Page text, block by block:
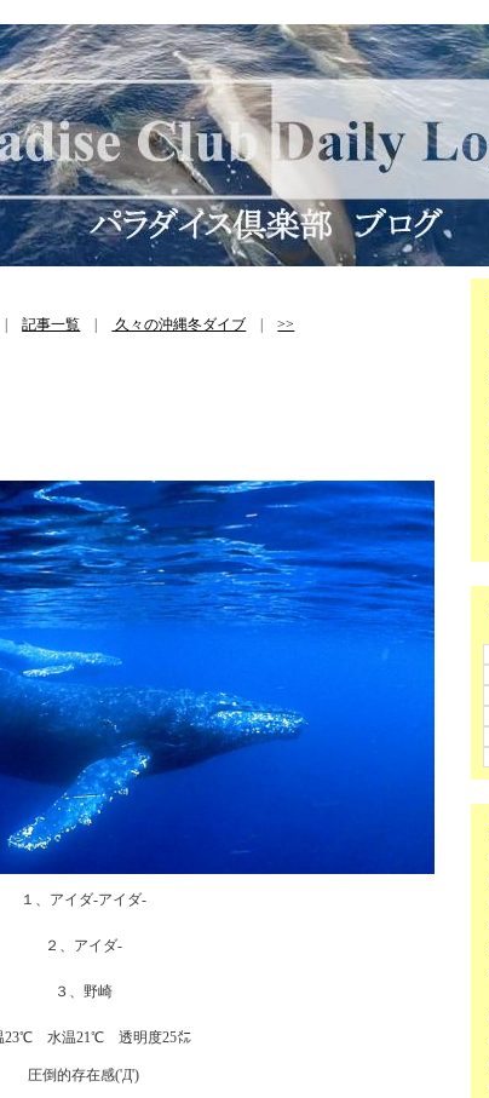
記事一覧 久々の沖縄冬ダイブ |>>
１、アイダ-アイダ-
２、アイダ-
３、野崎
23℃ 水温21℃ 透明度25㍍
圧倒的存在感('Д')